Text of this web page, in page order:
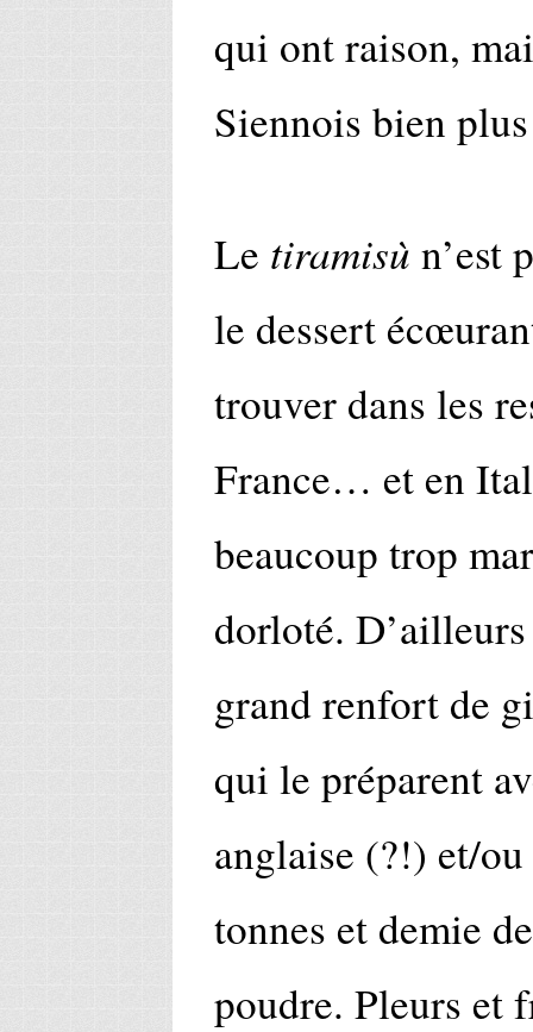
qui ont raison,
Siennois bien
Le tiramisù n’est
le dessert
trouver dans les
France… et en
beaucoup trop
dorloté.
grand renfort de
qui le préparent
anglaise (?!) et/
tonnes et demie
poudre. Pleurs et